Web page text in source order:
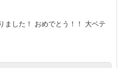
ました！ おめでとう！！ 大ベテ